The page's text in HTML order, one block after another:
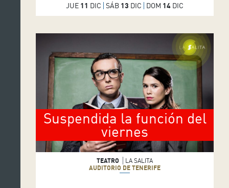
JUE 11 DIC SÁB 13 DIC DOM 14 DIC
Suspendida la función del
viernes
TEATRO
LA SALITA
AUDITORIO DE TENERIFE